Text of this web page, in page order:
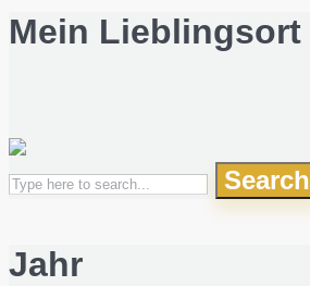
Mein Lieblingsort
Search
Jahr